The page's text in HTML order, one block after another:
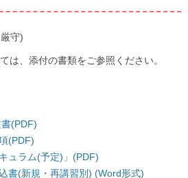
守)
は、添付の書類をご参照ください。
(PDF)
(PDF)
ュラム(予定)」(PDF)
書(新規・再講習別) (Word形式)